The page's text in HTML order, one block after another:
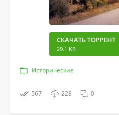
СКАЧАТЬ ТОРРЕНТ
29.1 KB
Исторические
567 228 0